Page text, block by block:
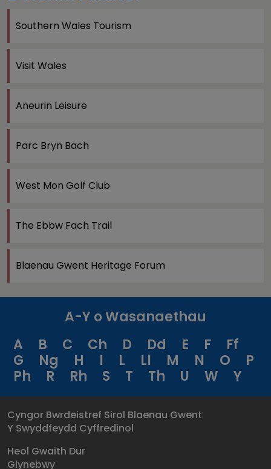
Southern Wales Tourism
Visit Wales
Aneurin Leisure
Parc Bryn Bach
West Mon Golf Club
The Ebbw Fach Trail
Blaenau Gwent Heritage Forum
A-Y o Wasanaethau
A
B C Ch D Dd E F
Ff
G
Ng H I L Ll M N O
P
Ph
R Rh S T Th U W Y
Cyngor Bwrdeistref Sirol Blaenau Gwent
Y Swyddfeydd Cyffredinol
Heol Gwaith Dur
Glynebwy